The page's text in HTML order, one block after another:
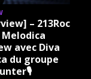
– 213Rock
avec Diva
du groupe